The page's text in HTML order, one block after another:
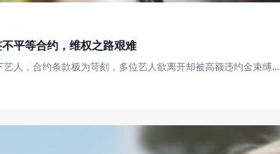
平等合约，维权之路艰难
人，合约条款极为苛刻，多位艺人欲离开却被高额违约金束缚...